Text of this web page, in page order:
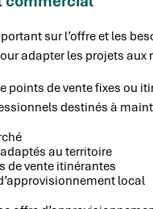
sur l’offre et les
adapter les projets aux
points de vente fixes ou
destinés à
au territoire
de vente itinérantes
local